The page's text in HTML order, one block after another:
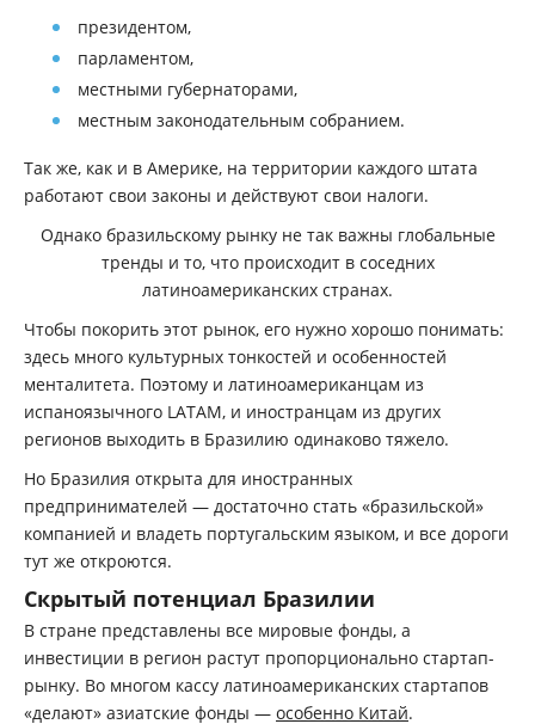
президентом,
парламентом,
местными губернаторами,
местным законодательным собранием.
Так же, как и в Америке, на территории каждого штата
работают свои законы и действуют свои налоги.
Однако бразильскому рынку не так важны глобальные
тренды и то, что происходит в соседних
латиноамериканских странах.
Чтобы покорить этот рынок, его нужно хорошо понимать:
здесь много культурных тонкостей и особенностей
менталитета. Поэтому и латиноамериканцам из
испаноязычного LATAM, и иностранцам из других
регионов выходить в Бразилию одинаково тяжело.
Но Бразилия открыта для иностранных
предпринимателей — достаточно стать «бразильской»
компанией и владеть португальским языком, и все дороги
тут же откроются.
Скрытый потенциал Бразилии
В стране представлены все мировые фонды, а
инвестиции в регион растут пропорционально стартап-
рынку. Во многом кассу латиноамериканских стартапов
«делают» азиатские фонды — особенно Китай.